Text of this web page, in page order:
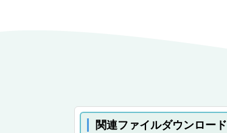
関連ファイルダウンロード